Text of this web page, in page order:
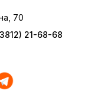
70
21-68-68